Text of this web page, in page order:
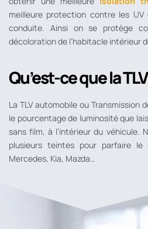
meilleure protection contre les
conduite. Ainsi on se protège
décoloration de l’habitacle intérieur
Qu’est-ce que la
La TLV automobile ou Transmission
le pourcentage de luminosité que
sans film, à l’intérieur du véhicule.
plusieurs teintes pour parfaire le
Mercedes, Kia, Mazda…